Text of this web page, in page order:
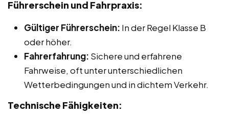
Führerschein und Fahrpraxis:
Gültiger Führerschein: In der Regel Klasse B
oder höher.
Fahrerfahrung: Sichere und erfahrene
Fahrweise, oft unter unterschiedlichen
Wetterbedingungen und in dichtem Verkehr.
Technische Fähigkeiten: